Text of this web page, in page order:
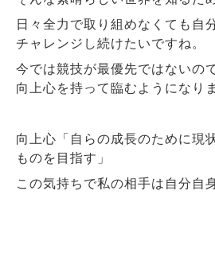
日々全力で取り組めなくても自
チャレンジし続けたいですね。
今では競技が最優先ではないの
向上心を持って臨むようになり
向上心「自らの成長のために現
ものを目指す」
この気持ちで私の相手は自分自